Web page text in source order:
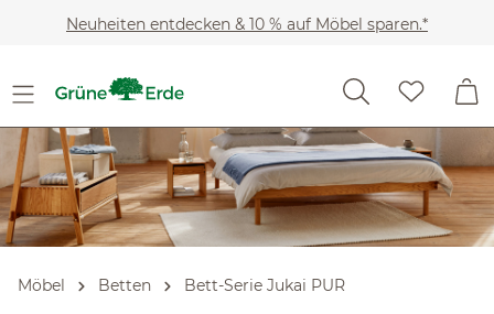
Zum Hauptinhalt springen
Neuheiten entdecken & 10 % auf Möbel sparen.*
Möbel Betten Bett-Serie Jukai PUR